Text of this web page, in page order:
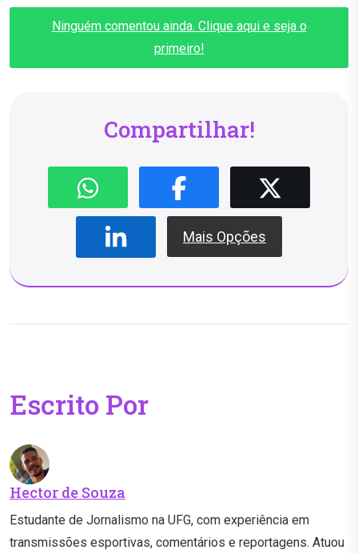
Ninguém comentou ainda. Clique aqui e seja o
primeiro!
Compartilhar!
Mais Opções
Escrito Por
Hector de Souza
Estudante de Jornalismo na UFG, com experiência em
transmissões esportivas, comentários e reportagens. Atuou